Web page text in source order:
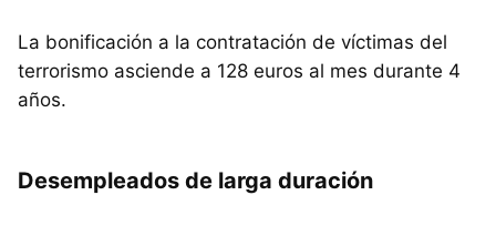
La bonificación a la contratación de víctimas del
terrorismo asciende a 128 euros al mes durante 4
años.
Desempleados de larga duración